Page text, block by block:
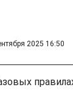
2025 16:50